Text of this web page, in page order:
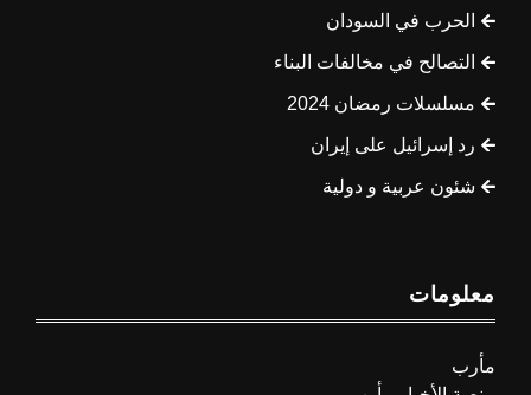
الحرب في السودان
التصالح في مخالفات البناء
مسلسلات رمضان 2024
رد إسرائيل على إيران
شئون عربية و دولية
معلومات
مأرب